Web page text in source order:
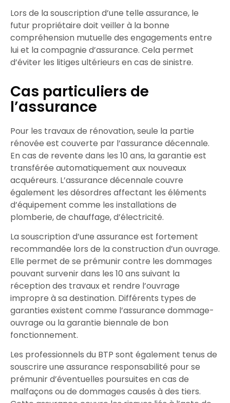
Lors de la souscription d’une telle assurance, le
futur propriétaire doit veiller à la bonne
compréhension mutuelle des engagements entre
lui et lacompagnie d’assurance. Cela permet
d’éviter les litiges ultérieurs en cas de sinistre.
Cas particuliers de
l’assurance
Pour les travaux de rénovation, seule la partie
rénovée est couverte par l’assurance décennale.
En cas de revente dans les 10 ans, lagarantie est
transférée automatiquement aux nouveaux
acquéreurs. L’assurance décennale couvre
également les désordres affectant les éléments
d’équipement comme les installations de
plomberie, de chauffage, d’électricité.
Lasouscriptiond’une assurance est fortement
recommandée lors de laconstructiond’unouvrage.
Elle permet de se prémunir contre les dommages
pouvant survenir dans les 10 ans suivant la
réceptiondes travaux et rendre l’ouvrage
impropre à sadestination. Différents types de
garanties existent comme l’assurance dommage-
ouvrage ou lagarantie biennale de bon
fonctionnement.
Les professionnels du BTP sont également tenus de
souscrire une assurance responsabilité pour se
prémunir d’éventuelles poursuites en cas de
malfaçons ou de dommages causés à des tiers.